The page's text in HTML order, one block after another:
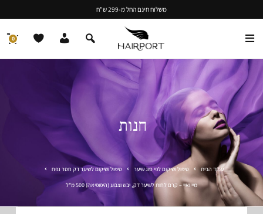
משלוח חינם החל מ-299 ש"ח
0
חנות
עמוד הבית טיפול ושיקום לפי סוג שיער טיפול ושיקום לשיער דק חסר נפח
מיי ואיי – קרם לחות לשיער דק, יבש וצבוע (היפופיאה) 500 מ"ל